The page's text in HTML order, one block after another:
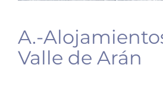
A.-
Valle de Arán